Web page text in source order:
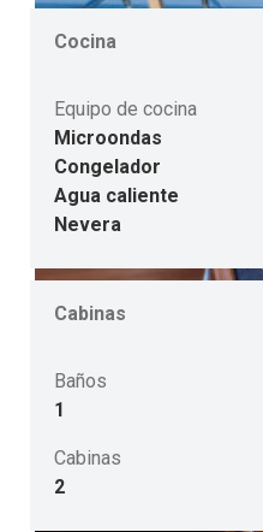
Cocina
Equipo de cocina
Microondas
Congelador
Agua caliente
Nevera
Cabinas
Baños
1
Cabinas
2